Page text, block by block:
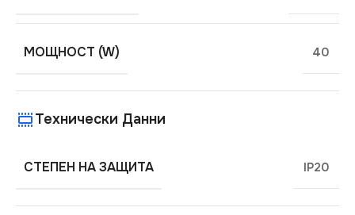
МОЩНОСТ (W) 40
Технически Данни
СТЕПЕН НА ЗАЩИТА IP20